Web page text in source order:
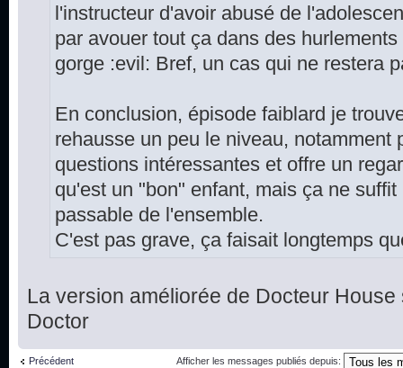
l'instructeur d'avoir abusé de
par avouer tout ça dans des
gorge :evil: Bref, un cas qui ne restera
En conclusion, épisode faiblard je
rehausse un peu le niveau, notamment
questions intéressantes et offre un
qu'est un "bon" enfant, mais ça ne
passable de l'ensemble.
C'est pas grave, ça faisait longtemps
La version améliorée de Docteur
Doctor
Précédent Afficher les messages publiés depuis: